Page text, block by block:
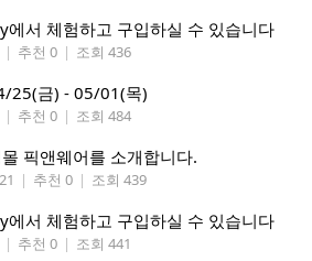
에서 체험하고 구입하실 수 있습니다
| 추천 0 | 조회 436
25(금) - 05/01(목)
| 추천 0 | 조회 484
픽앤웨어를 소개합니다.
| 추천 0 | 조회 439
에서 체험하고 구입하실 수 있습니다
| 추천 0 | 조회 441